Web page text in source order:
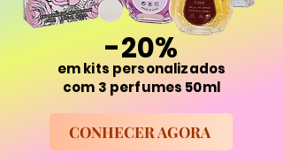
-20%
em kits personalizados
com 3 perfumes 50ml
CONHECER AGORA